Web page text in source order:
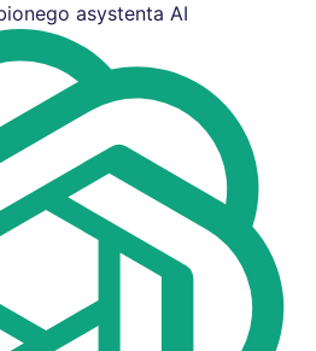
asystenta AI